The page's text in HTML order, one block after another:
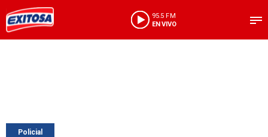
95.5 FM
EN VIVO
Policial